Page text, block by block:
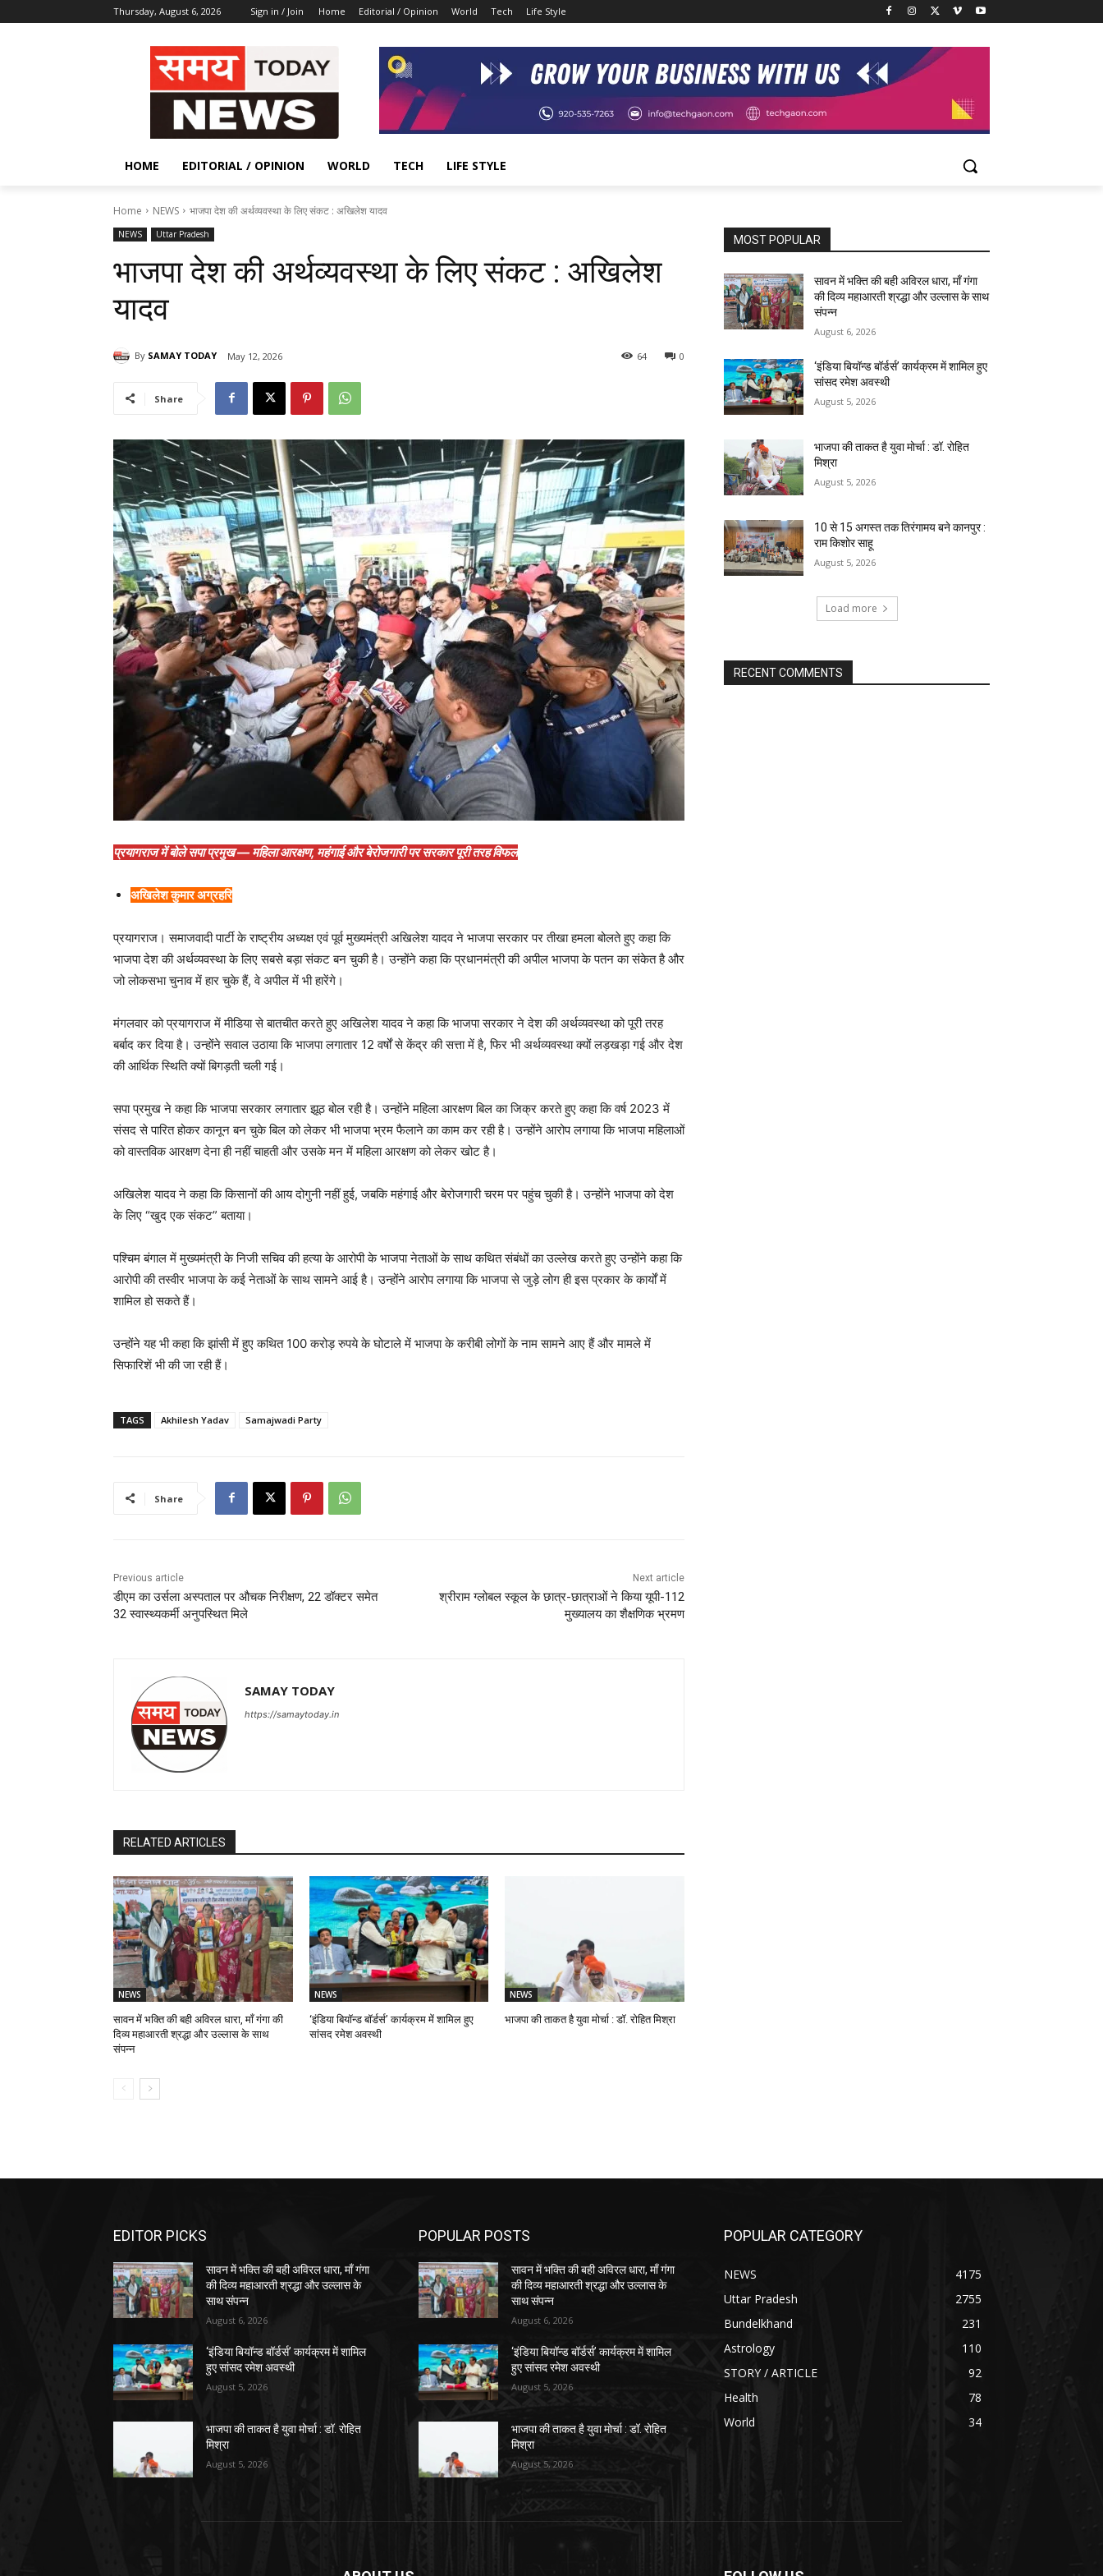
Thursday, August 6, 2026 Sign in / Join Home Editorial / Opinion World Tech Life Style
HOME EDITORIAL / OPINION WORLD TECH LIFE STYLE
Home NEWS भाजपा देश की अर्थव्यवस्था के लिए संकट : अखिलेश यादव
NEWS Uttar Pradesh
भाजपा देश की अर्थव्यवस्था के लिए संकट : अखिलेश
यादव
By SAMAY TODAY May 12, 2026 0
64
Share
प्रयागराज में बोले सपा प्रमुख — महिला आरक्षण, महंगाई और बेरोजगारी पर सरकार पूरी तरह विफल
अखिलेश कुमार अग्रहरि
प्रयागराज। समाजवादी पार्टी के राष्ट्रीय अध्यक्ष एवं पूर्व मुख्यमंत्री अखिलेश यादव ने भाजपा सरकार पर तीखा हमला बोलते हुए कहा कि
भाजपा देश की अर्थव्यवस्था के लिए सबसे बड़ा संकट बन चुकी है। उन्होंने कहा कि प्रधानमंत्री की अपील भाजपा के पतन का संकेत है और
जो लोकसभा चुनाव में हार चुके हैं, वे अपील में भी हारेंगे।
मंगलवार को प्रयागराज में मीडिया से बातचीत करते हुए अखिलेश यादव ने कहा कि भाजपा सरकार ने देश की अर्थव्यवस्था को पूरी तरह
बर्बाद कर दिया है। उन्होंने सवाल उठाया कि भाजपा लगातार 12 वर्षों से केंद्र की सत्ता में है, फिर भी अर्थव्यवस्था क्यों लड़खड़ा गई और देश
की आर्थिक स्थिति क्यों बिगड़ती चली गई।
सपा प्रमुख ने कहा कि भाजपा सरकार लगातार झूठ बोल रही है। उन्होंने महिला आरक्षण बिल का जिक्र करते हुए कहा कि वर्ष 2023 में
संसद से पारित होकर कानून बन चुके बिल को लेकर भी भाजपा भ्रम फैलाने का काम कर रही है। उन्होंने आरोप लगाया कि भाजपा महिलाओं
को वास्तविक आरक्षण देना ही नहीं चाहती और उसके मन में महिला आरक्षण को लेकर खोट है।
अखिलेश यादव ने कहा कि किसानों की आय दोगुनी नहीं हुई, जबकि महंगाई और बेरोजगारी चरम पर पहुंच चुकी है। उन्होंने भाजपा को देश
के लिए “खुद एक संकट” बताया।
पश्चिम बंगाल में मुख्यमंत्री के निजी सचिव की हत्या के आरोपी के भाजपा नेताओं के साथ कथित संबंधों का उल्लेख करते हुए उन्होंने कहा कि
आरोपी की तस्वीर भाजपा के कई नेताओं के साथ सामने आई है। उन्होंने आरोप लगाया कि भाजपा से जुड़े लोग ही इस प्रकार के कार्यों में
शामिल हो सकते हैं।
उन्होंने यह भी कहा कि झांसी में हुए कथित 100 करोड़ रुपये के घोटाले में भाजपा के करीबी लोगों के नाम सामने आए हैं और मामले में
सिफारिशें भी की जा रही हैं।
TAGS Akhilesh Yadav Samajwadi Party
Share
Previous article
डीएम का उर्सला अस्पताल पर औचक निरीक्षण, 22 डॉक्टर समेत
32 स्वास्थ्यकर्मी अनुपस्थित मिले
Next article
श्रीराम ग्लोबल स्कूल के छात्र-छात्राओं ने किया यूपी-112
मुख्यालय का शैक्षणिक भ्रमण
SAMAY TODAY
https://samaytoday.in
RELATED ARTICLES
NEWS
सावन में भक्ति की बही अविरल धारा, माँ गंगा की
दिव्य महाआरती श्रद्धा और उल्लास के साथ
संपन्न
NEWS
‘इंडिया बियॉन्ड बॉर्डर्स’ कार्यक्रम में शामिल हुए
सांसद रमेश अवस्थी
NEWS
भाजपा की ताकत है युवा मोर्चा : डॉ. रोहित मिश्रा
MOST POPULAR
सावन में भक्ति की बही अविरल धारा, माँ गंगा
की दिव्य महाआरती श्रद्धा और उल्लास के साथ
संपन्न
August 6, 2026
‘इंडिया बियॉन्ड बॉर्डर्स’ कार्यक्रम में शामिल हुए
सांसद रमेश अवस्थी
August 5, 2026
भाजपा की ताकत है युवा मोर्चा : डॉ. रोहित
मिश्रा
August 5, 2026
10 से 15 अगस्त तक तिरंगामय बने कानपुर :
राम किशोर साहू
August 5, 2026
Load more
RECENT COMMENTS
EDITOR PICKS
सावन में भक्ति की बही अविरल धारा, माँ गंगा
की दिव्य महाआरती श्रद्धा और उल्लास के
साथ संपन्न
August 6, 2026
‘इंडिया बियॉन्ड बॉर्डर्स’ कार्यक्रम में शामिल
हुए सांसद रमेश अवस्थी
August 5, 2026
भाजपा की ताकत है युवा मोर्चा : डॉ. रोहित
मिश्रा
August 5, 2026
POPULAR POSTS
सावन में भक्ति की बही अविरल धारा, माँ गंगा
की दिव्य महाआरती श्रद्धा और उल्लास के
साथ संपन्न
August 6, 2026
‘इंडिया बियॉन्ड बॉर्डर्स’ कार्यक्रम में शामिल
हुए सांसद रमेश अवस्थी
August 5, 2026
भाजपा की ताकत है युवा मोर्चा : डॉ. रोहित
मिश्रा
August 5, 2026
POPULAR CATEGORY
NEWS
4175
Uttar Pradesh
2755
Bundelkhand
231
Astrology
110
STORY / ARTICLE
92
Health
78
World
34